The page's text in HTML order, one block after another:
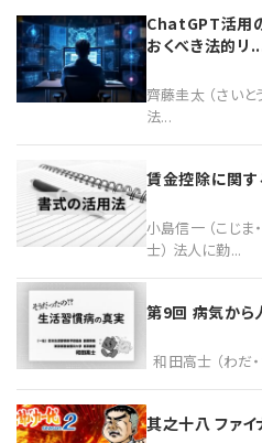
ChatGPT活用
おくべき法的リ
齊藤圭太 （さい
法...
賃金控除に関
小島信一 （こじ
士） 法人に勤...
第9回 病気から
和田高士 （わだ
其之十八 ファイ